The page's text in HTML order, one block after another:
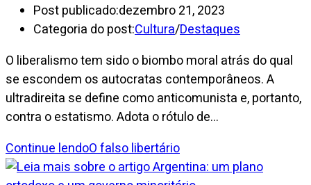
Post publicado:dezembro 21, 2023
Categoria do post:Cultura/Destaques
O liberalismo tem sido o biombo moral atrás do qual
se escondem os autocratas contemporâneos. A
ultradireita se define como anticomunista e, portanto,
contra o estatismo. Adota o rótulo de…
Continue lendoO falso libertário